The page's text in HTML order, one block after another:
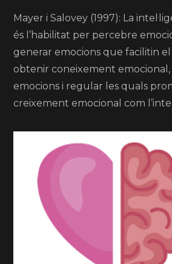
Mayer i Salovey (1997): La
és l’habilitat per percebre
generar emocions que facilitin
obtenir coneixement
emocions i regular les quals
creixement emocional com